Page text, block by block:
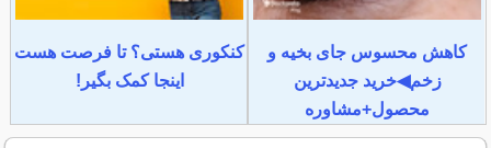
کاهش محسوس جای بخیه و
زخم◀خرید جدیدترین
محصول+مشاوره
کنکوری هستی؟ تا فرصت هست
اینجا کمک بگیر!